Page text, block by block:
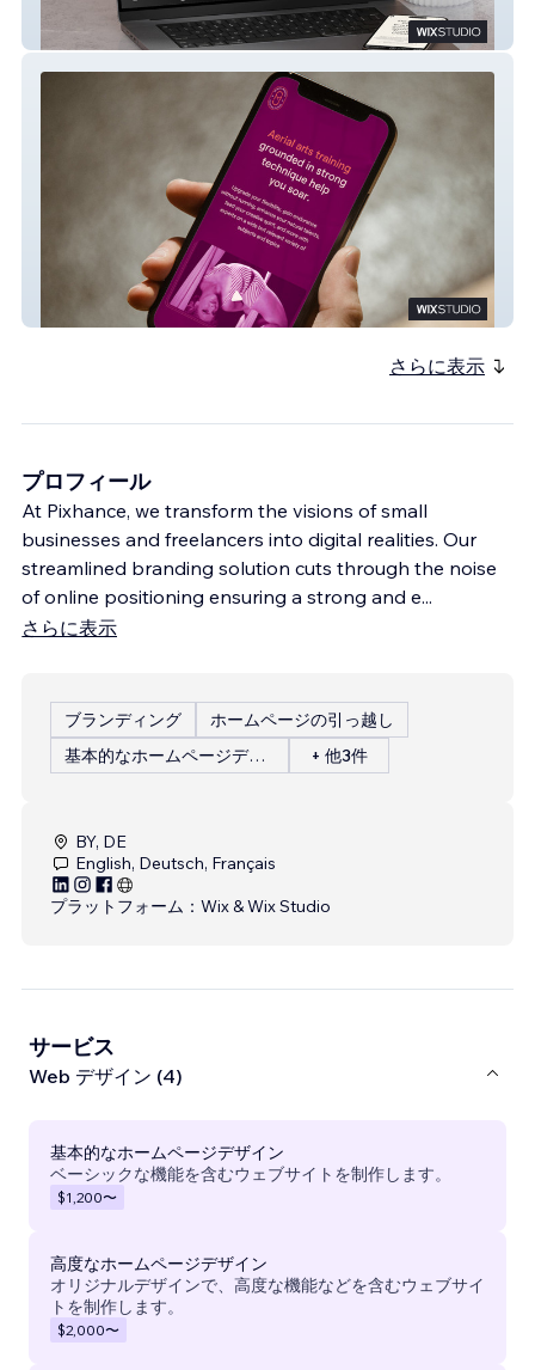
Pixhance
Shannon McKenna
さらに表示
プロフィール
At Pixhance, we transform the visions of small
businesses and freelancers into digital realities. Our
streamlined branding solution cuts through the noise
of online positioning ensuring a strong and e...
さらに表示
ブランディング
ホームページの引っ越し
基本的なホームページデザイン
+ 他3件
BY, DE
English, Deutsch, Français
プラットフォーム： Wix & Wix Studio
サービス
Web デザイン (4)
基本的なホームページデザイン
ベーシックな機能を含むウェブサイトを制作します。
$1,200〜
高度なホームページデザイン
オリジナルデザインで、高度な機能などを含むウェブサイ
トを制作します。
$2,000〜